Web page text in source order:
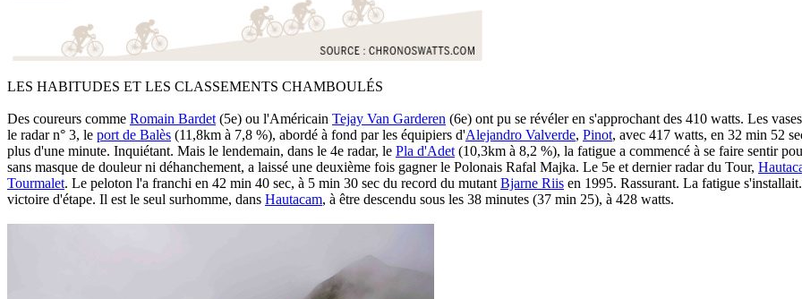
LES HABITUDES ET LES CLASSEMENTS CHAMBOULÉS
Des coureurs comme Romain Bardet (5e) ou l'Américain Tejay Van Garderen (6e) ont pu se révéler en s'approchant des 410 watts. Les
le radar n° 3, le port de Balès (11,8km à 7,8 %), abordé à fond par les équipiers d'Alejandro Valverde, Pinot, avec 417 watts, en 32 min 52
plus d'une minute. Inquiétant. Mais le lendemain, dans le 4e radar, le Pla d'Adet (10,3km à 8,2 %), la fatigue a commencé à se faire sentir
sans masque de douleur ni déhanchement, a laissé une deuxième fois gagner le Polonais Rafal Majka. Le 5e et dernier radar du Tour,
Tourmalet. Le peloton l'a franchi en 42 min 40 sec, à 5 min 30 sec du record du mutant Bjarne Riis en 1995. Rassurant. La fatigue
victoire d'étape. Il est le seul surhomme, dans Hautacam, à être descendu sous les 38 minutes (37 min 25), à 428 watts.